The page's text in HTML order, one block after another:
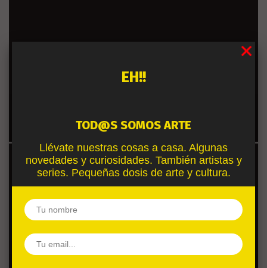
360 GRADOS
EH!!
TOD@S SOMOS ARTE
Llévate nuestras cosas a casa. Algunas
novedades y curiosidades. También artistas y
series. Pequeñas dosis de arte y cultura.